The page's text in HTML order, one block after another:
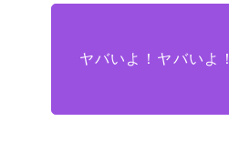
ヤバいよ！ヤバいよ！